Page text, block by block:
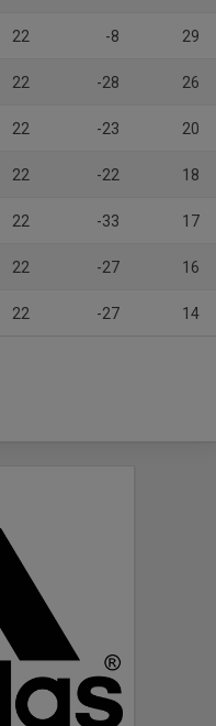
22 -8 29
22 -28 26
22 -23 20
22 -22 18
22 -33 17
22 -27 16
22 -27 14